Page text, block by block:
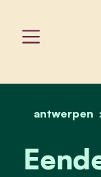
antwerpen